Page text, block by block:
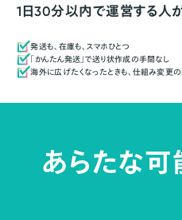
1日30分以内で運営する人
発送も、在庫も、スマホひとつ
「かんたん発送」で送り状作成の手間なし
海外に広げたくなったときも、仕組み変更
あらたな可